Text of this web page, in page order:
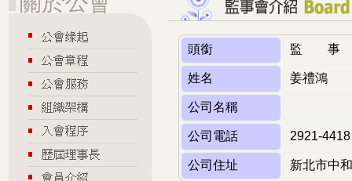
服務團隊 最新訊息
頭銜 監 事
姓名 姜禮鴻
公司名稱
公司電話 2921-4418
公司住址 新北市中